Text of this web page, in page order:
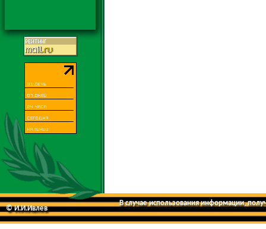
© И.И.Ивлев
В случае использования информации,